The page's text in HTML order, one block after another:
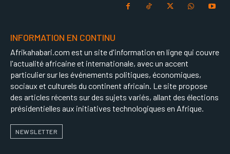
INFORMATION EN CONTINU
Afrikahabari.com est un site d'information en ligne qui couvre
l'actualité africaine et internationale, avec un accent
particulier sur les événements politiques, économiques,
sociaux et culturels du continent africain. Le site propose
des articles récents sur des sujets variés, allant des élections
présidentielles aux initiatives technologiques en Afrique.
NEWSLETTER